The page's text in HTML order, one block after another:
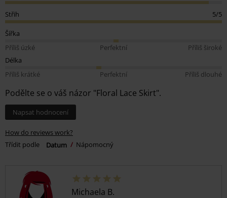
Střih 5/5
Šířka
Příliš úzké
Perfektní
Příliš široké
Délka
Příliš krátké
Perfektní Příliš dlouhé
Podělte se o váš názor "Floral Lace Skirt".
Napsat hodnocení
How do reviews work?
Třídit podle
Datum Nápomocný
Michaela B.